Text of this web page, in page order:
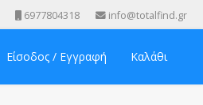
6977804318 info@totalfind.gr
Είσοδος / Εγγραφή Καλάθι